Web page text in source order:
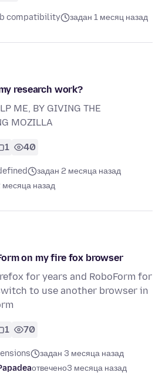
compatibility задан 1 месяц назад
research work?
ME, BY GIVING THE
MOZILLA
1 40
задан 2 месяца назад
месяца назад
on my fire fox browser
for years and RoboForm for
to use another browser in
1 70
задан 3 месяца назад
отвечено3 месяца назад